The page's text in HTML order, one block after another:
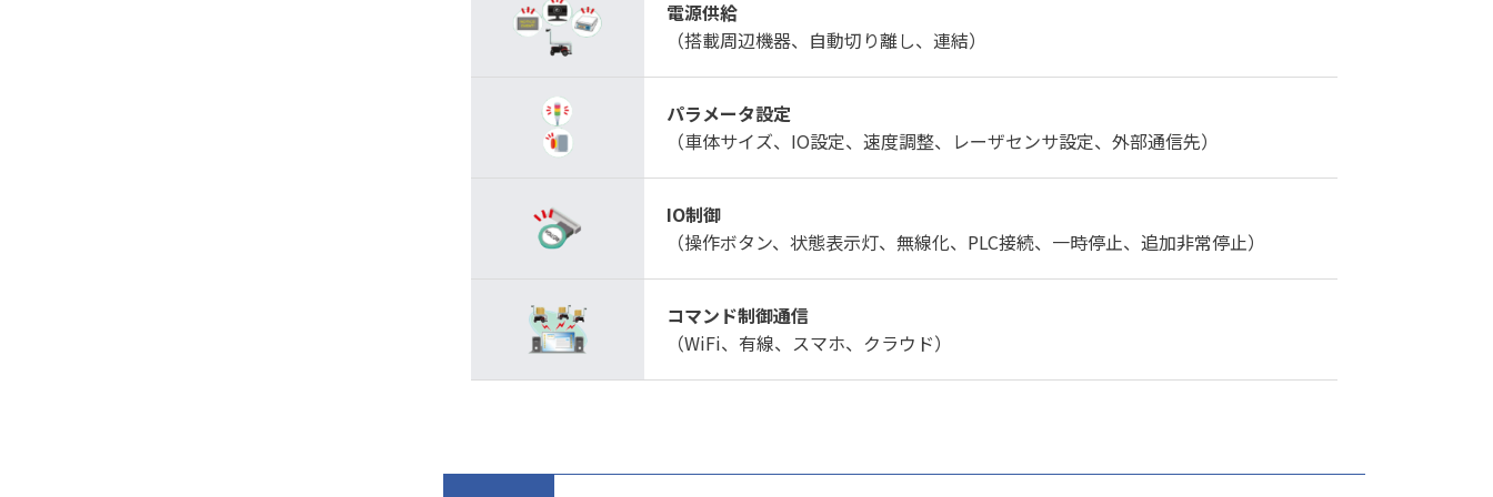
電源供給
（搭載周辺機器、自動切り離し、連結）
パラメータ設定
（車体サイズ、IO設定、速度調整、レーザセンサ設定、外部通信先）
IO制御
（操作ボタン、状態表示灯、無線化、PLC接続、一時停止、追加非常停止）
コマンド制御通信
（WiFi、有線、スマホ、クラウド）